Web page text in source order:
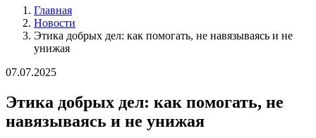
Главная
Новости
Этика добрых дел: как помогать, не навязываясь и не
унижая
07.07.2025
Этика добрых дел: как помогать, не
навязываясь и не унижая